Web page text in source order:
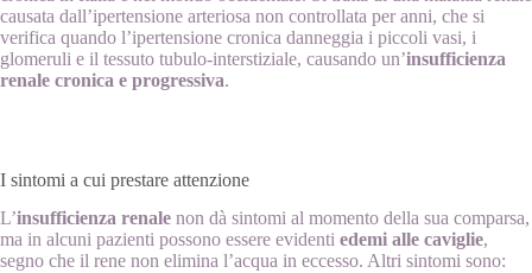
causata dall’ipertensione arteriosa non controllata per anni, che si
verifica quando l’ipertensione cronica danneggia i piccoli vasi, i
glomeruli e il tessuto tubulo-interstiziale, causando un’insufficienza
renale cronica e progressiva.
I sintomi a cui prestare attenzione
L’insufficienza renale non dà sintomi al momento della sua comparsa,
ma in alcuni pazienti possono essere evidenti edemi alle caviglie,
segno che il rene non elimina l’acqua in eccesso. Altri sintomi sono: